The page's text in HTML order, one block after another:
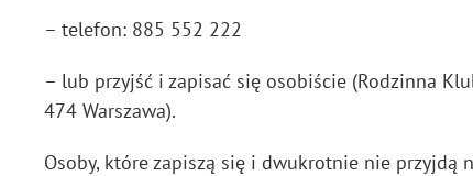
– telefon: 885 552 222
– lub przyjść i zapisać się osobiście (Rodzinna
474 Warszawa).
Osoby, które zapiszą się i dwukrotnie nie